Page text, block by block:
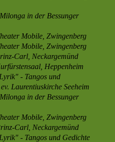
in der Bessunger
Mobile, Zwingenberg
Mobile, Zwingenberg
Carl, Neckargemünd
Heppenheim
- Tangos und
Laurentiuskirche Seeheim
in der Bessunger
Mobile, Zwingenberg
Carl, Neckargemünd
- Tangos und Gedichte